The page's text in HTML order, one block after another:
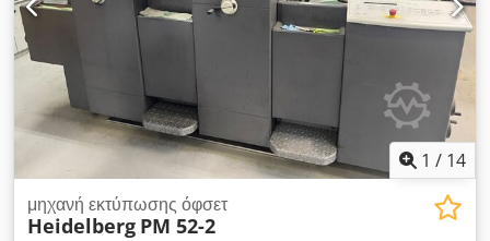
1 / 14
μηχανή εκτύπωσης όφσετ
Heidelberg PM 52-2